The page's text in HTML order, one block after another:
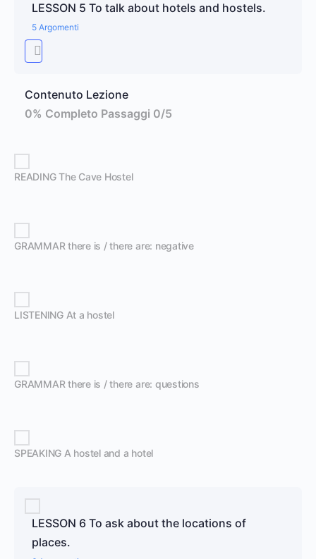
LESSON 5 To talk about hotels and hostels.
5 Argomenti
Contenuto Lezione
0% Completo Passaggi 0/5
READING The Cave Hostel
GRAMMAR there is / there are: negative
LISTENING At a hostel
GRAMMAR there is / there are: questions
SPEAKING A hostel and a hotel
LESSON 6 To ask about the locations of
places.